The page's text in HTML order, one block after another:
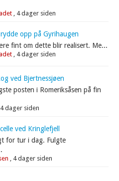
, 4 dager siden
opp på Gyrihaugen
fint om dette blir realisert. Me...
, 4 dager siden
ved Bjertnessjøen
posten i Romeriksåsen på fin
4 dager siden
ved Kringlefjell
for tur i dag. Fulgte
4 dager siden